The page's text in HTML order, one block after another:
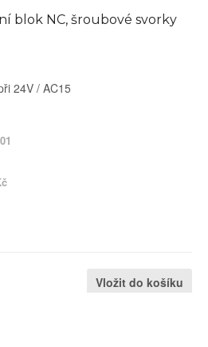
blok NC, šroubové svorky
24V / AC15